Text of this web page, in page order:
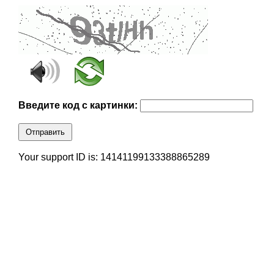
Введите код с картинки:
Отправить
Your support ID is: 14141199133388865289